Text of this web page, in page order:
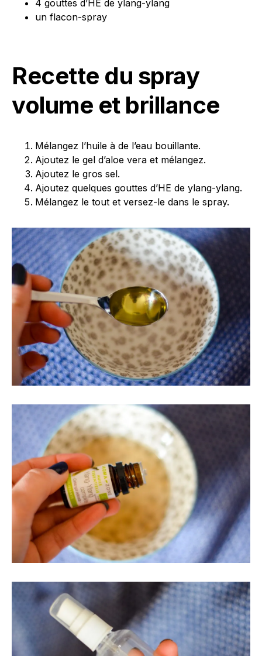
4 gouttes d’HE de ylang-ylang
un flacon-spray
Recette du spray
volume et brillance
Mélangez l’huile à de l’eau bouillante.
Ajoutez le gel d’aloe vera et mélangez.
Ajoutez le gros sel.
Ajoutez quelques gouttes d’HE de ylang-ylang.
Mélangez le tout et versez-le dans le spray.